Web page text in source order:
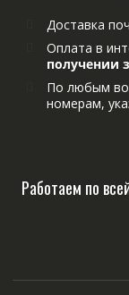
Доставка
Оплата в
получении
По любым
номерам,
Работаем по